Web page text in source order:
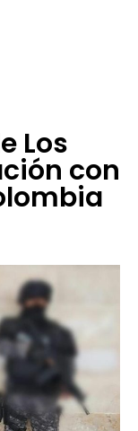
Los
con